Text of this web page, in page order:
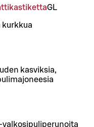
GL
kurkkua
kasviksia,